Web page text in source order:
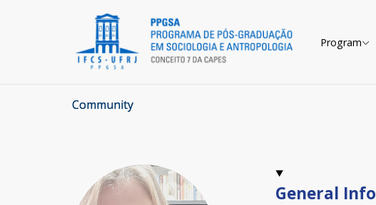
Program
Community
General Info